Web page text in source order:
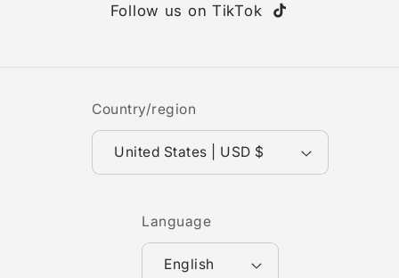
Follow us on TikTok
TikTok
Country/region
United States | USD $
Language
English